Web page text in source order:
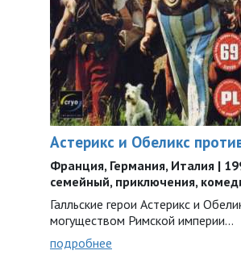
Астерикс и Обеликс
Франция, Германия, Италия |
семейный, приключения,
Галльские герои Астерикс и
могуществом Римской империи…
подробнее